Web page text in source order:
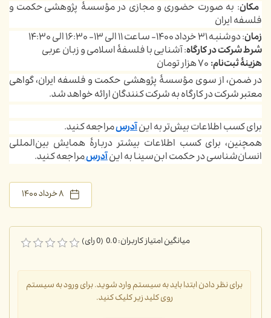
مکان: به صورت حضوری و مجازی درمؤسسۀ پژوهشی حکمت و
فلسفه ایران
زمان: دوشنبه ۳۱ خرداد ۱۴۰۰- ساعت ۱۱ الی ۱۳- ۱۶:۳۰ الی ۱۴:۳۰
شرط شرکت در کارگاه: آشنایی با فلسفۀ اسلامی و زبان عربی
هزینۀ ثبت‌نام:
در ضمن، از سویمؤسسۀ پژوهشی حکمت و فلسفه ایران، گواهی
معتبر شرکت در کارگاه به شرکت کنندگان ارائه خواهد شد.
برای کسب اطلاعات بیش‌تر به اینآدرسمراجعه کنید.
همچنین، برای کسب اطلاعات بیشتر دربارۀ همایش بین‌المللی
انسان‌شناسی در حکمت ابن‌سینا به اینآدرسمراجعه کنید.
۸ خرداد ۱۴۰۰
میانگین امتیاز کاربران: 0.0 (0 رای)
برای نظر دادن ابتدا باید به سیستم وارد شوید. برای ورود به سیستم
روی کلید زیر کلیک کنید.